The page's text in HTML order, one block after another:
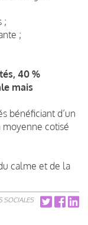
;
;
40 %
mais
bénéficiant d’un
cotisé
calme et de la
SOCIALES